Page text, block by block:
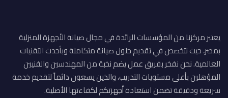
يعتبر مركزنا من المؤسسات الرائدة في مجال صيانة الأجهزة المنزلية
بمصر، حيث نتخصص في تقديم حلول صيانة متكاملة وبأحدث التقنيات
العالمية. نحن نفخر بفريق عمل يضم نخبة من المهندسين والفنيين
المؤهلين بأعلى مستويات التدريب، والذين يسعون دائماً لتقديم خدمة
سريعة ودقيقة تضمن استعادة أجهزتكم لكفاءتها الأصلية.